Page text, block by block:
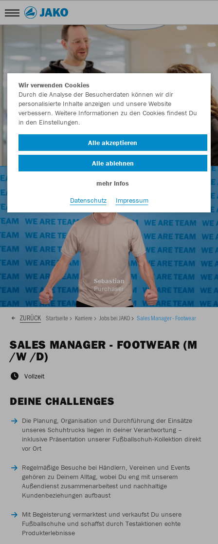
Sebastian
Purchaser
ZURÜCK Startseite Karriere Jobs bei JAKO Sales Manager - Footwear
SALES MANAGER - FOOTWEAR (M
/W /D)
Vollzeit
DEINE CHALLENGES
Die Planung, Organisation und Durchführung der Einsätze
unseres Schuhtrucks liegen in deiner Verantwortung –
inklusive Präsentation unserer Fußballschuh-Kollektion direkt
vor Ort
Regelmäßige Besuche bei Händlern, Vereinen und Events
gehören zu Deinem Alltag, wobei Du eng mit unserem
Außendienst zusammenarbeitest und nachhaltige
Kundenbeziehungen aufbaust
Mit Begeisterung vermarktest und verkaufst Du unsere
Fußballschuhe und schaffst durch Testaktionen echte
Produkterlebnisse
Wir verwenden Cookies
Durch die Analyse der Besucherdaten können wir dir
personalisierte Inhalte anzeigen und unsere Website
verbessern. Weitere Informationen zu den Cookies findest Du
in den Einstellungen.
Alle akzeptieren
Alle ablehnen
mehr Infos
Datenschutz
Impressum